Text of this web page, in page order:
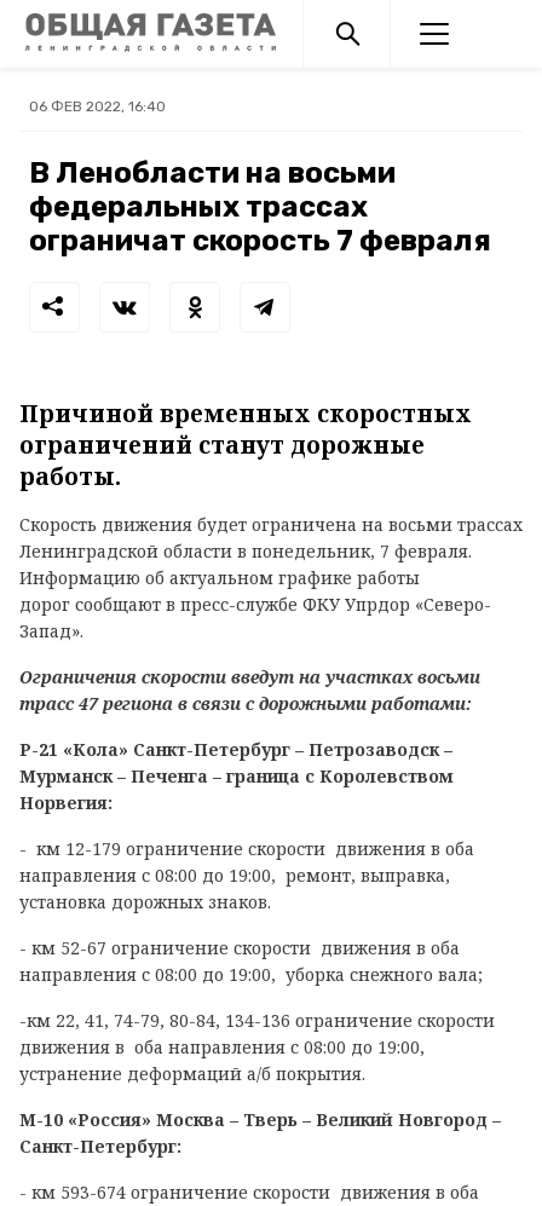
06 ФЕВ 2022, 16:40
В Ленобласти на восьми
федеральных трассах
ограничат скорость 7 февраля
Причиной временных скоростных
ограничений станут дорожные
работы.
Скорость движения будет ограничена на восьми трассах
Ленинградской области в понедельник, 7 февраля.
Информацию об актуальном графике работы
дорог сообщают в пресс-службе ФКУ Упрдор «Северо-
Запад».
Ограничения скорости введут на участках восьми
трасс 47 региона в связи с дорожными работами:
Р-21 «Кола» Санкт-Петербург – Петрозаводск –
Мурманск – Печенга – граница с Королевством
Норвегия:
- км 12-179 ограничение скорости движения в оба
направления с 08:00 до 19:00, ремонт, выправка,
установка дорожных знаков.
- км 52-67 ограничение скорости движения в оба
направления с 08:00 до 19:00, уборка снежного вала;
-км 22, 41, 74-79, 80-84, 134-136 ограничение скорости
движения в оба направления с 08:00 до 19:00,
устранение деформаций а/б покрытия.
М-10 «Россия» Москва – Тверь – Великий Новгород –
Санкт-Петербург:
- км 593-674 ограничение скорости движения в оба